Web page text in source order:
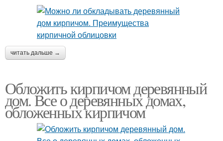
читать дальше →
Обложить кирпичом деревянный
дом. Все о деревянных домах,
обложенных кирпичом